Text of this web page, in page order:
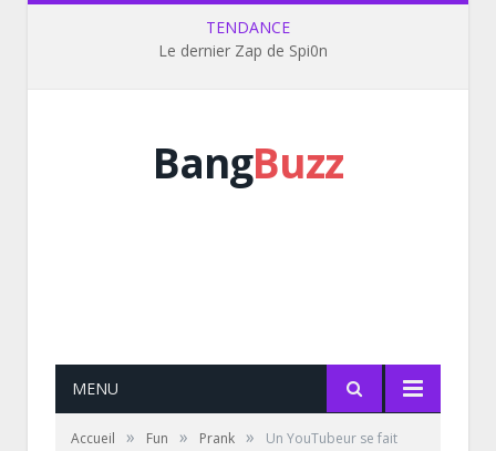
TENDANCE
Le dernier Zap de Spi0n
BangBuzz
MENU
Accueil » Fun » Prank »
Un YouTubeur se fait